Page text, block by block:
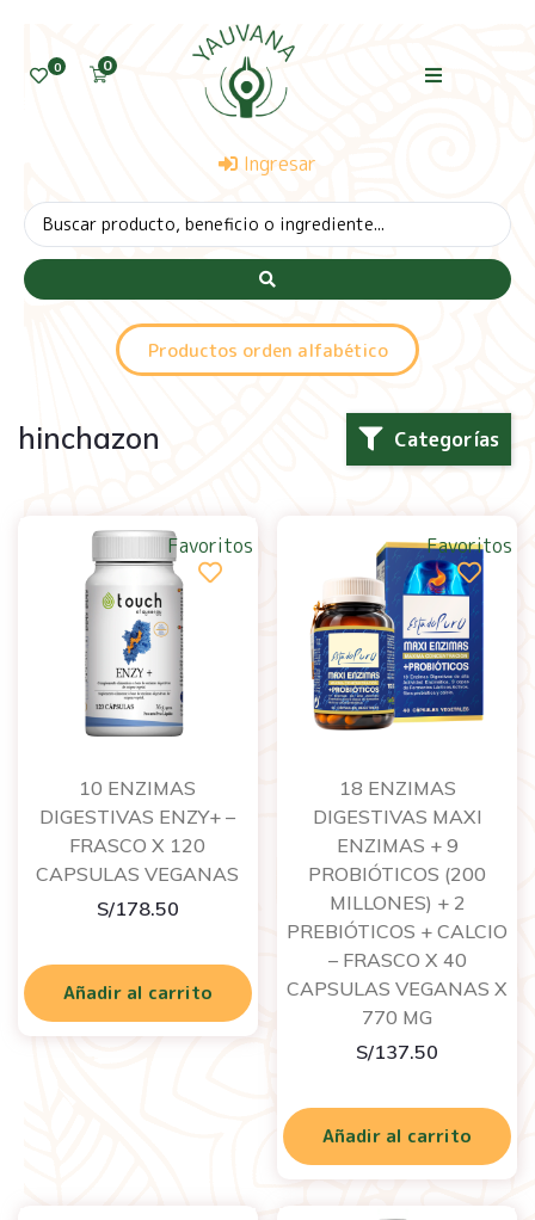
0 0
Ingresar
Productos orden alfabético
Categorías
hinchazon
10 ENZIMAS
DIGESTIVAS ENZY+ –
FRASCO X 120
CAPSULAS VEGANAS
S/178.50
Añadir al carrito
Favoritos
18 ENZIMAS
DIGESTIVAS MAXI
ENZIMAS + 9
PROBIÓTICOS (200
MILLONES) + 2
PREBIÓTICOS + CALCIO
– FRASCO X 40
CAPSULAS VEGANAS X
770 MG
S/137.50
Añadir al carrito
Favoritos